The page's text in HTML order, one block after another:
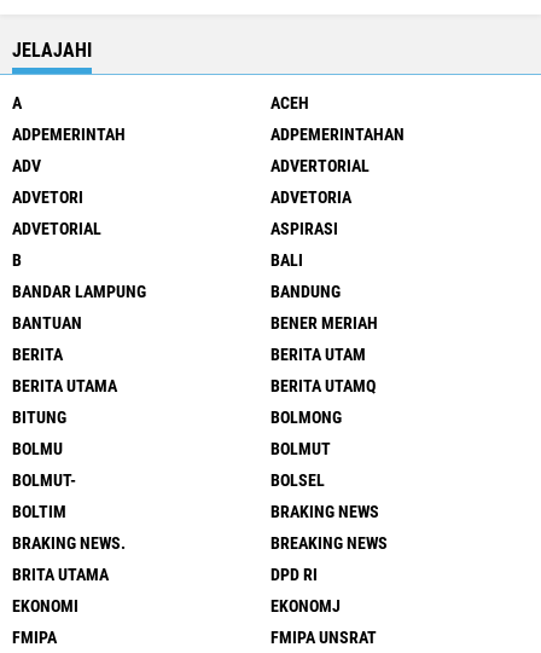
JELAJAHI
A
ACEH
ADPEMERINTAH
ADPEMERINTAHAN
ADV
ADVERTORIAL
ADVETORI
ADVETORIA
ADVETORIAL
ASPIRASI
B
BALI
BANDAR LAMPUNG
BANDUNG
BANTUAN
BENER MERIAH
BERITA
BERITA UTAM
BERITA UTAMA
BERITA UTAMQ
BITUNG
BOLMONG
BOLMU
BOLMUT
BOLMUT-
BOLSEL
BOLTIM
BRAKING NEWS
BRAKING NEWS.
BREAKING NEWS
BRITA UTAMA
DPD RI
EKONOMI
EKONOMJ
FMIPA
FMIPA UNSRAT